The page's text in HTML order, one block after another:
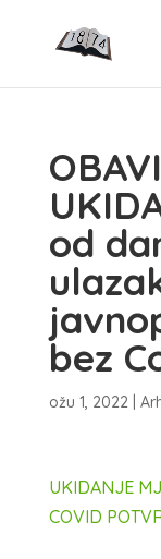
od
bez
ožu 1, 2022|
UKIDANJE
COVID